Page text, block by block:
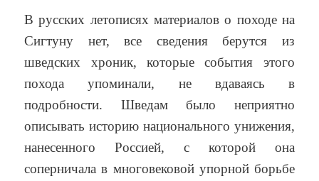
В русских летописях материалов о походе на
Сигтуну нет, все сведения берутся из
шведских хроник, которые события этого
похода упоминали, не вдаваясь в
подробности. Шведам было неприятно
описывать историю национального унижения,
нанесенного Россией, с которой она
соперничала в многовековой упорной борьбе